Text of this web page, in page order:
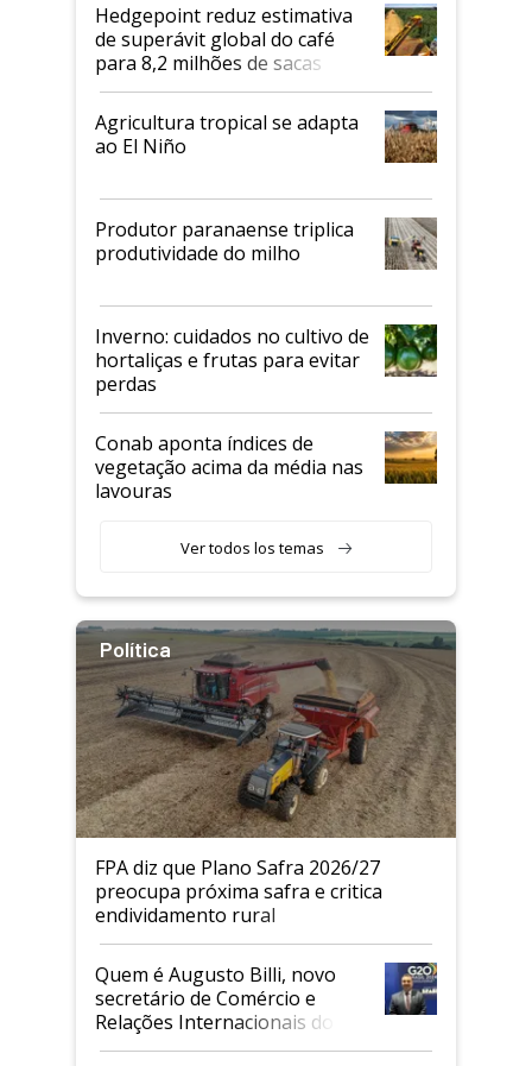
Hedgepoint reduz estimativa
de superávit global do café
para 8,2 milhões de sacas
Agricultura tropical se adapta
ao El Niño
Produtor paranaense triplica
produtividade do milho
Inverno: cuidados no cultivo de
hortaliças e frutas para evitar
perdas
Conab aponta índices de
vegetação acima da média nas
lavouras
Ver todos los temas
Política
FPA diz que Plano Safra 2026/27
preocupa próxima safra e critica
endividamento rural
Quem é Augusto Billi, novo
secretário de Comércio e
Relações Internacionais do
Mapa